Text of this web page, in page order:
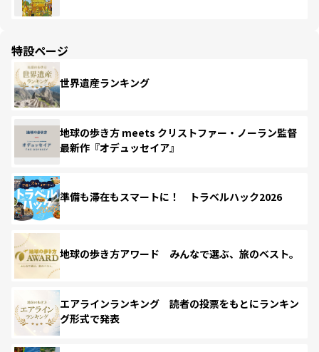
特設ページ
世界遺産ランキング
地球の歩き方 meets クリストファー・ノーラン監督
最新作『オデュッセイア』
準備も滞在もスマートに！ トラベルハック2026
地球の歩き方アワード みんなで選ぶ、旅のベスト。
エアラインランキング 読者の投票をもとにランキン
グ形式で発表